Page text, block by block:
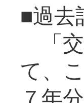
■過
「
て、